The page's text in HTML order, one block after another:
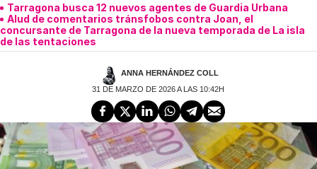
Tarragona busca 12 nuevos agentes de Guardia Urbana
Alud de comentarios tránsfobos contra Joan, el
concursante de Tarragona de la nueva temporada de La isla
de las tentaciones
ANNA HERNÁNDEZ COLL
31 DE MARZO DE 2026 A LAS 10:42H